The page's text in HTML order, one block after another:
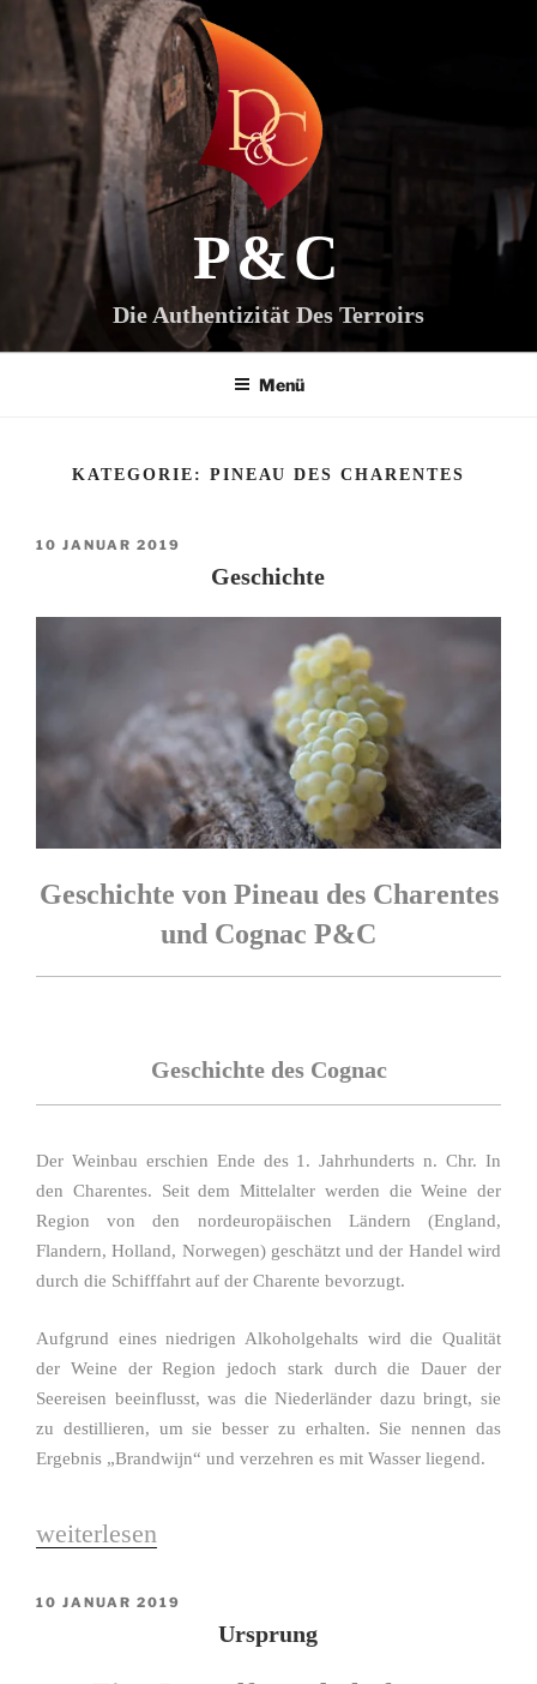
springen
P&C
Die Authentizität Des Terroirs
Menü
KATEGORIE: PINEAU DES CHARENTES
VERÖFFENTLICHT
10 JANUAR 2019
Geschichte
Geschichte von Pineau des Charentes
und Cognac P&C
Geschichte des Cognac
Der Weinbau erschien Ende des 1. Jahrhunderts n. Chr. In
den Charentes. Seit dem Mittelalter werden die Weine der
Region von den nordeuropäischen Ländern (England,
Flandern, Holland, Norwegen) geschätzt und der Handel wird
durch die Schifffahrt auf der Charente bevorzugt.
Aufgrund eines niedrigen Alkoholgehalts wird die Qualität
der Weine der Region jedoch stark durch die Dauer der
Seereisen beeinflusst, was die Niederländer dazu bringt, sie
zu destillieren, um sie besser zu erhalten. Sie nennen das
Ergebnis „Brandwijn“ und verzehren es mit Wasser liegend.
„Geschichte“
weiterlesen
VERÖFFENTLICHT
10 JANUAR 2019
Ursprung